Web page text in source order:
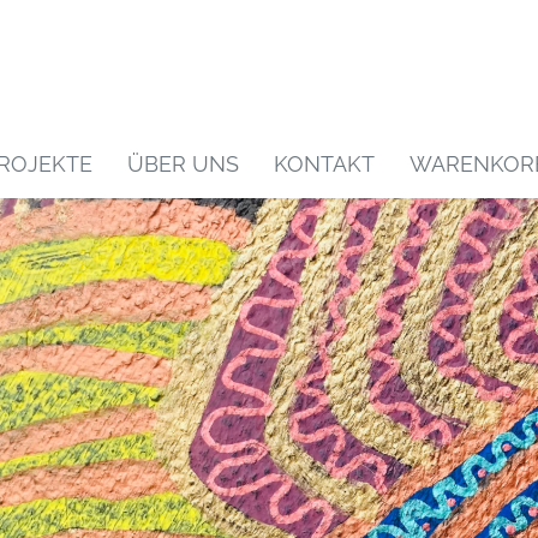
ÜBER UNS KONTAKT